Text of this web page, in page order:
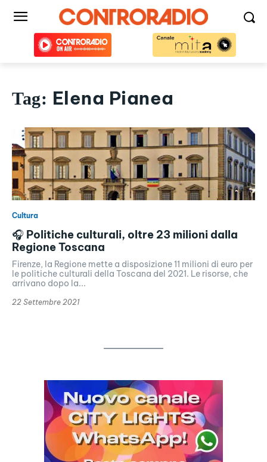
Tag: Elena Pianea
Cultura
🎧 Politiche culturali, oltre 23 milioni dalla
Regione Toscana
Firenze, la Regione mette a disposizione 11 milioni di euro per
le politiche culturali della Toscana del 2021. Le risorse, che
arrivano dopo la...
22 Settembre 2021